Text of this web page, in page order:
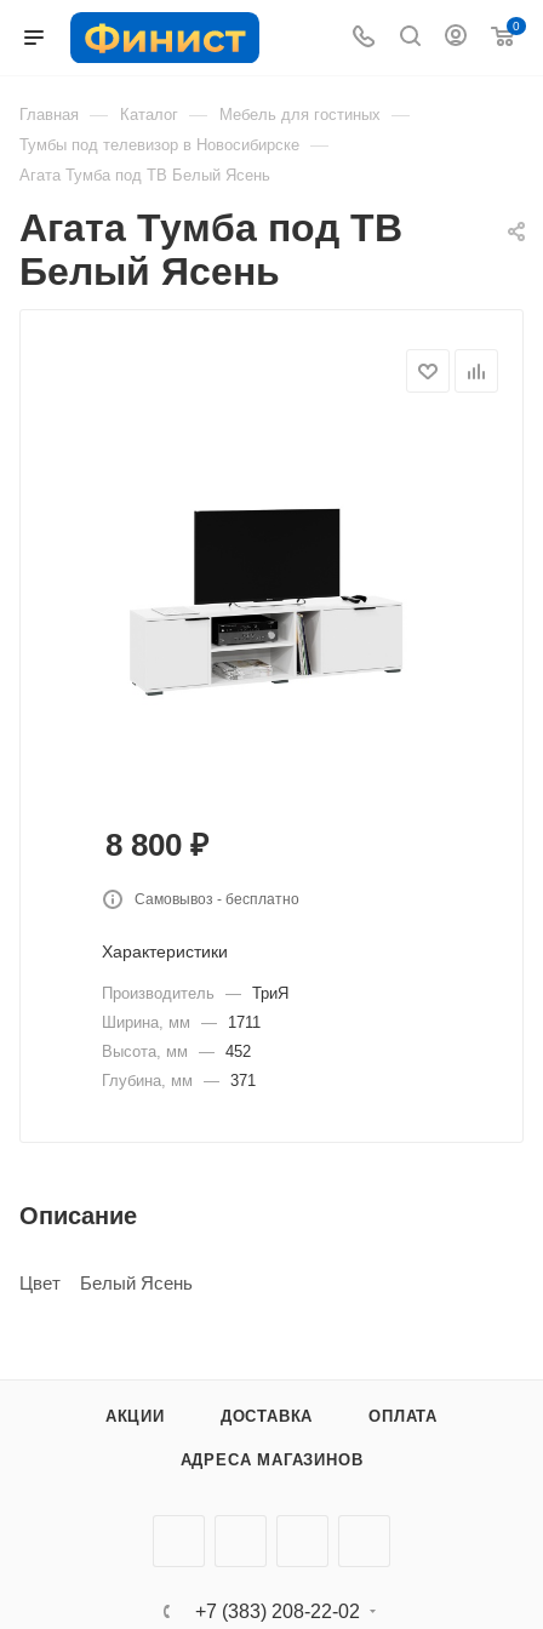
0
Главная — Каталог — Мебель для гостиных —
Тумбы под телевизор в Новосибирске —
Агата Тумба под ТВ Белый Ясень
Агата Тумба под ТВ
Белый Ясень
8 800 ₽
Самовывоз - бесплатно
Характеристики
Производитель — ТриЯ
Ширина, мм
—
1711
Высота, мм
— 452
Глубина, мм
— 371
Описание
Цвет Белый Ясень
АКЦИИ ДОСТАВКА ОПЛАТА
АДРЕСА МАГАЗИНОВ
+7 (383) 208-22-02